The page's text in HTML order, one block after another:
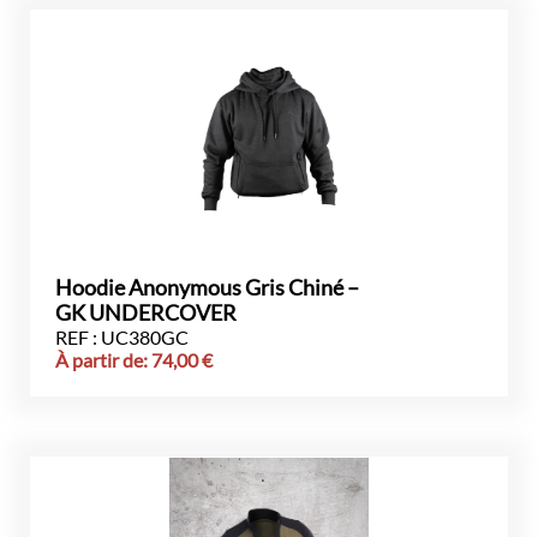
Hoodie Anonymous Gris Chiné –
GK UNDERCOVER
REF : UC380GC
À partir de: 74,00€